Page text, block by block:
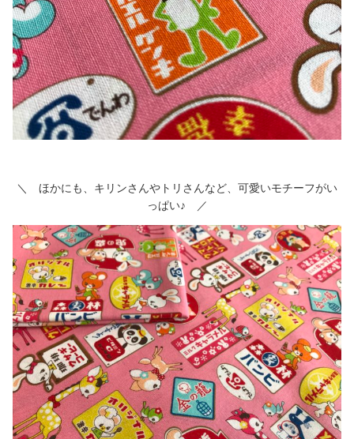
＼ ほかにも、キリンさんやトリさんなど、可愛いモチーフがい
っぱい♪ ／